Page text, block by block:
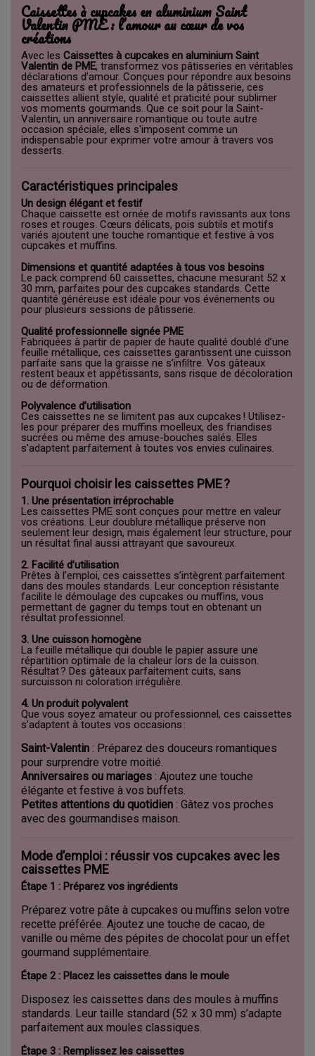
Caissettes à cupcakes en aluminium Saint
Valentin PME : l’amour au cœur de vos
créations
Avec les Caissettes à cupcakes en aluminium Saint
Valentin de PME, transformez vos pâtisseries en véritables
déclarations d’amour. Conçues pour répondre aux besoins
des amateurs et professionnels de la pâtisserie, ces
caissettes allient style, qualité et praticité pour sublimer
vos moments gourmands. Que ce soit pour la Saint-
Valentin, un anniversaire romantique ou toute autre
occasion spéciale, elles s'imposent comme un
indispensable pour exprimer votre amour à travers vos
desserts.
Caractéristiques principales
Un design élégant et festif
Chaque caissette est ornée de motifs ravissants aux tons
roses et rouges. Cœurs délicats, pois subtils et motifs
variés ajoutent une touche romantique et festive à vos
cupcakes et muffins.
Dimensions et quantité adaptées à tous vos besoins
Le pack comprend 60 caissettes, chacune mesurant 52 x
30 mm, parfaites pour des cupcakes standards. Cette
quantité généreuse est idéale pour vos événements ou
pour plusieurs sessions de pâtisserie.
Qualité professionnelle signée PME
Fabriquées à partir de papier de haute qualité doublé d’une
feuille métallique, ces caissettes garantissent une cuisson
parfaite sans que la graisse ne s’infiltre. Vos gâteaux
restent beaux et appétissants, sans risque de décoloration
ou de déformation.
Polyvalence d’utilisation
Ces caissettes ne se limitent pas aux cupcakes ! Utilisez-
les pour préparer des muffins moelleux, des friandises
sucrées ou même des amuse-bouches salés. Elles
s'adaptent parfaitement à toutes vos envies culinaires.
Pourquoi choisir les caissettes PME ?
1. Une présentation irréprochable
Les caissettes PME sont conçues pour mettre en valeur
vos créations. Leur doublure métallique préserve non
seulement leur design, mais également leur structure, pour
un résultat final aussi attrayant que savoureux.
2. Facilité d’utilisation
Prêtes à l’emploi, ces caissettes s’intègrent parfaitement
dans des moules standards. Leur conception résistante
facilite le démoulage des cupcakes ou muffins, vous
permettant de gagner du temps tout en obtenant un
résultat professionnel.
3. Une cuisson homogène
La feuille métallique qui double le papier assure une
répartition optimale de la chaleur lors de la cuisson.
Résultat ? Des gâteaux parfaitement cuits, sans
surcuisson ni coloration irrégulière.
4. Un produit polyvalent
Que vous soyez amateur ou professionnel, ces caissettes
s’adaptent à toutes vos occasions :
Saint-Valentin : Préparez des douceurs romantiques
pour surprendre votre moitié.
Anniversaires ou mariages : Ajoutez une touche
élégante et festive à vos buffets.
Petites attentions du quotidien : Gâtez vos proches
avec des gourmandises maison.
Mode d’emploi : réussir vos cupcakes avec les
caissettes PME
Étape 1 : Préparez vos ingrédients
Préparez votre pâte à cupcakes ou muffins selon votre
recette préférée. Ajoutez une touche de cacao, de
vanille ou même des pépites de chocolat pour un effet
gourmand supplémentaire.
Étape 2 : Placez les caissettes dans le moule
Disposez les caissettes dans des moules à muffins
standards. Leur taille standard (52 x 30 mm) s’adapte
parfaitement aux moules classiques.
Étape 3 : Remplissez les caissettes